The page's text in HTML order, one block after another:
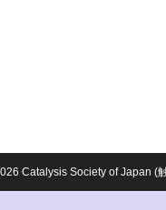
Catalysis Society of Japan (